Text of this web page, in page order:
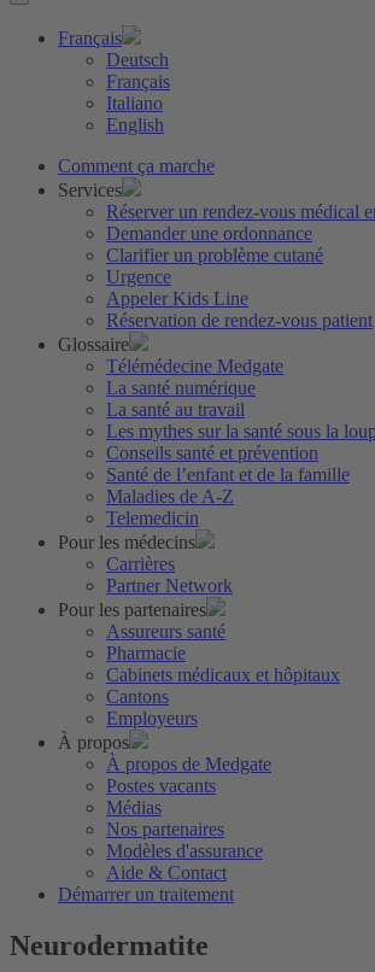
Français
Deutsch
Français
Italiano
English
Comment ça marche
Services
Réserver un rendez-vous médical
Demander une ordonnance
Clarifier un problème cutané
Urgence
Appeler Kids Line
Réservation de rendez-vous patient
Glossaire
Télémédecine Medgate
La santé numérique
La santé au travail
Les mythes sur la santé sous la
Conseils santé et prévention
Santé de l’enfant et de la famille
Maladies de A-Z
Telemedicin
Pour les médecins
Carrières
Partner Network
Pour les partenaires
Assureurs santé
Pharmacie
Cabinets médicaux et hôpitaux
Cantons
Employeurs
À propos
À propos de Medgate
Postes vacants
Médias
Nos partenaires
Modèles d'assurance
Aide & Contact
Démarrer un traitement
Neurodermatite